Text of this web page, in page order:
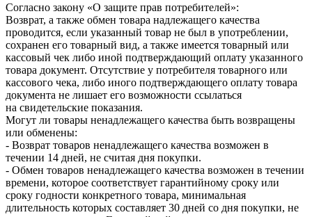
Согласно закону «О защите прав потребителей»:
Возврат, а также обмен товара надлежащего качества
проводится, если указанный товар не был в употреблении,
сохранен его товарный вид, а также имеется товарный или
кассовый чек либо иной подтверждающий оплату указанного
товара документ. Отсутствие у потребителя товарного или
кассового чека, либо иного подтверждающего оплату товара
документа не лишает его возможности ссылаться
на свидетельские показания.
Могут ли товары ненадлежащего качества быть возвращены
или обменены:
- Возврат товаров ненадлежащего качества возможен в
течении 14 дней, не считая дня покупки.
- Обмен товаров ненадлежащего качества возможен в течении
времени, которое соответствует гарантийному сроку или
сроку годности конкретного товара, минимальная
длительность которых составляет 30 дней со дня покупки, не